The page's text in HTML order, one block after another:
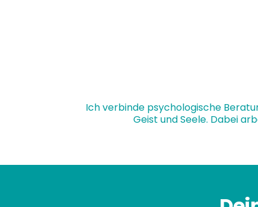
Ich verbinde psychologische
Geist und Seele. Dabei